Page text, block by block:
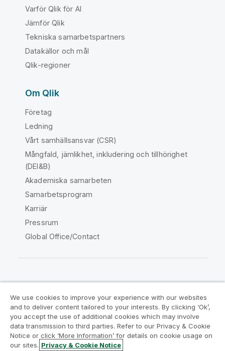
Varför Qlik för AI
Jämför Qlik
Tekniska samarbetspartners
Datakällor och mål
Qlik-regioner
Om Qlik
Företag
Ledning
Vårt samhällsansvar (CSR)
Mångfald, jämlikhet, inkludering och tillhörighet
(DEI&B)
Akademiska samarbeten
Samarbetsprogram
Karriär
Pressrum
Global Office/Contact
Juridiska avtal
Produktvillkor
Legal Policies
Legal Policies
Användningsvillkor
Varumärken
We use cookies to improve your experience with our websites
and to deliver content tailored to your interests. By clicking ‘Ok’,
you accept the use of additional cookies which may involve
data transmission to third parties. Refer to our Privacy & Cookie
Notice or click ‘More Information’ for details on cookie usage on
our sites. Privacy & Cookie Notice